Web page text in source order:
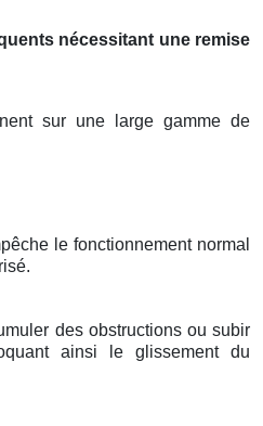
nécessitant une remise
sur une large gamme de
le fonctionnement normal
des obstructions ou subir
ainsi le glissement du